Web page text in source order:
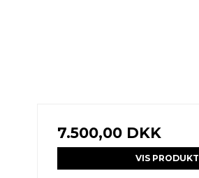
7.500,00 DKK
VIS PRODUKT